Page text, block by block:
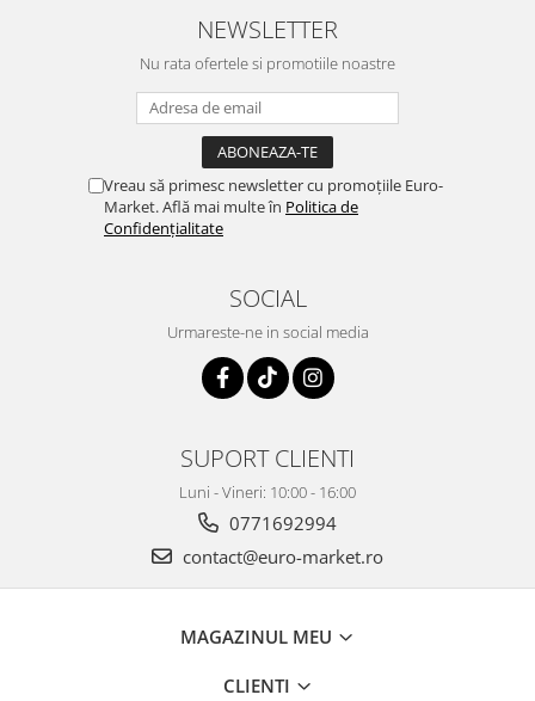
NEWSLETTER
Nu rata ofertele si promotiile noastre
Vreau să primesc newsletter cu promoțiile Euro-
Market. Află mai multe în Politica de
Confidențialitate
SOCIAL
Urmareste-ne in social media
SUPORT CLIENTI
Luni - Vineri: 10:00 - 16:00
0771692994
contact@euro-market.ro
MAGAZINUL MEU
CLIENTI